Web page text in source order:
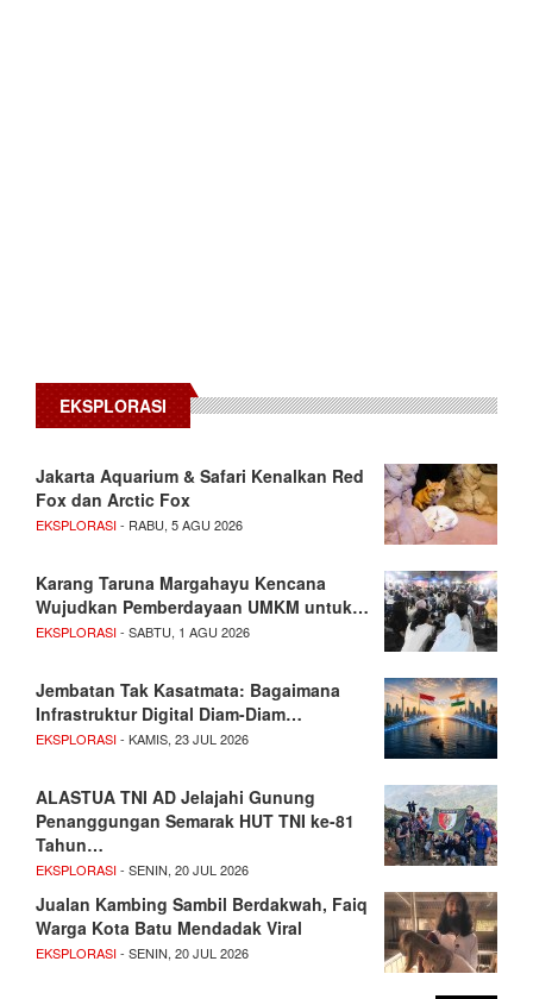
EKSPLORASI
Jakarta Aquarium & Safari Kenalkan Red
Fox dan Arctic Fox
EKSPLORASI- RABU, 5 AGU 2026
Karang Taruna Margahayu Kencana
Wujudkan Pemberdayaan UMKM untuk…
EKSPLORASI- SABTU, 1 AGU 2026
Jembatan Tak Kasatmata: Bagaimana
Infrastruktur Digital Diam-Diam…
EKSPLORASI- KAMIS, 23 JUL 2026
ALASTUA TNI AD Jelajahi Gunung
Penanggungan Semarak HUT TNI ke-81
Tahun…
EKSPLORASI- SENIN, 20 JUL 2026
Jualan Kambing Sambil Berdakwah, Faiq
Warga Kota Batu Mendadak Viral
EKSPLORASI- SENIN, 20 JUL 2026